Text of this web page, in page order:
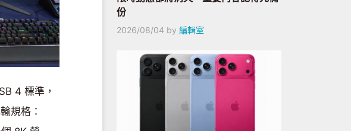
4 標準，
規格：
份
2026/08/04 by 編輯室